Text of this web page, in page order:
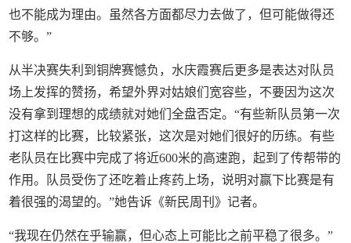
也不能成为理由。虽然各方面都尽力去做了，但可能做得还
不够。”
从半决赛失利到铜牌赛憾负，水庆霞赛后更多是表达对队员
场上发挥的赞扬，希望外界对姑娘们宽容些，不要因为这次
没有拿到理想的成绩就对她们全盘否定。“有些新队员第一次
打这样的比赛，比较紧张，这次是对她们很好的历练。有些
老队员在比赛中完成了将近600米的高速跑，起到了传帮带的
作用。队员受伤了还吃着止疼药上场，说明对赢下比赛是有
着很强的渴望的。”她告诉《新民周刊》记者。
“我现在仍然在乎输赢，但心态上可能比之前平稳了很多。”